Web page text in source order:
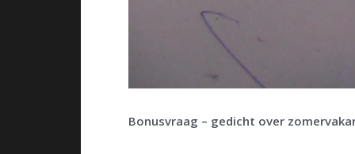
Bonusvraag – gedicht over